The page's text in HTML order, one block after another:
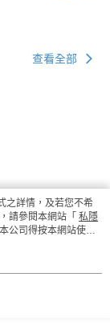
查看全部
之詳情，及若您不希
請參閱本網站「 私隱
公司得按本網站使用